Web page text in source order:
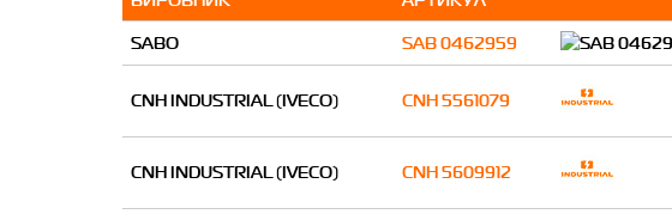
SABO
SAB 0462959
CNH INDUSTRIAL (IVECO) CNH 5561079
CNH INDUSTRIAL (IVECO) CNH 5609912